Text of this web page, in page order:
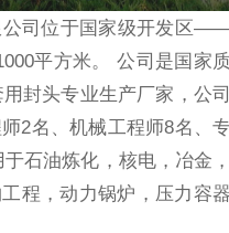
司位于国家级开发区
平方米。 公司是国家
封头专业生产厂家，公
2名、机械工程师8名、
石油炼化，核电，冶金
程，动力锅炉，压力容